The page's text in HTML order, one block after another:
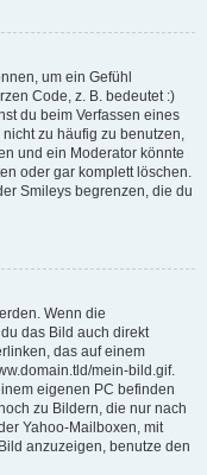
um ein Gefühl
Code, z. B. bedeutet :)
du beim Verfassen eines
zu häufig zu benutzen,
und ein Moderator könnte
oder gar komplett löschen.
Smileys begrenzen, die du
Wenn die
das Bild auch direkt
das auf einem
mein-bild.gif.
eigenen PC befinden
zu Bildern, die nur nach
Yahoo-Mailboxen, mit
anzuzeigen, benutze den